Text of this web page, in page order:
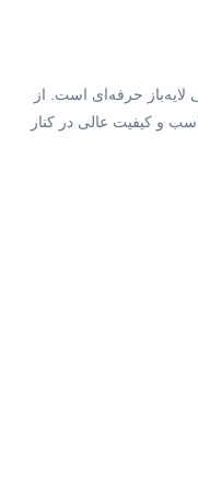
حرفه‌ای است. از
و کیفیت عالی در کنار